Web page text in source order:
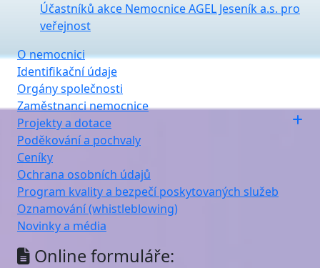
Účastníků akce Nemocnice AGEL Jeseník a.s. pro
veřejnost
O nemocnici
Identifikační údaje
Orgány společnosti
Zaměstnanci nemocnice
Projekty a dotace
Poděkování a pochvaly
Ceníky
Ochrana osobních údajů
Program kvality a bezpečí poskytovaných služeb
Oznamování (whistleblowing)
Novinky a média
Online formuláře: